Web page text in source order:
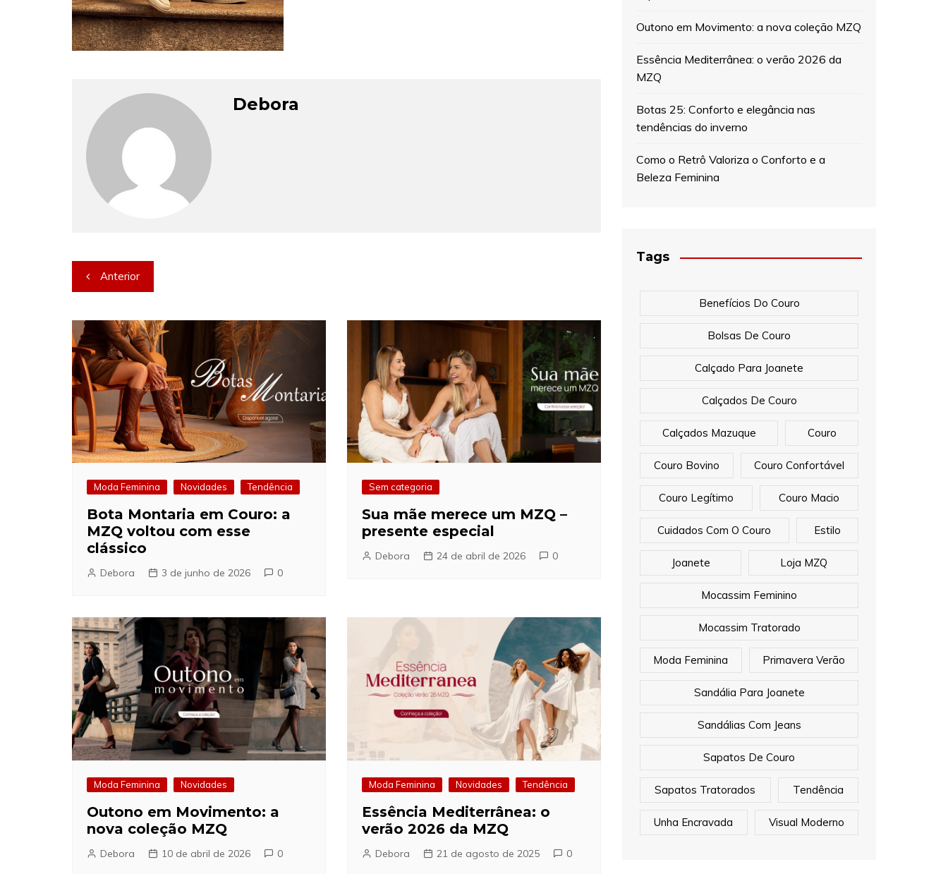
Debora
Navegação
de
Post
Anterior
Moda Feminina Novidades Tendência
Bota Montaria em Couro: a
MZQ voltou com esse
clássico
Debora 3 de junho de 2026 0
Sem categoria
Sua mãe merece um MZQ –
presente especial
Debora 24 de abril de 2026 0
Moda Feminina Novidades
Outono em Movimento: a
nova coleção MZQ
Debora 10 de abril de 2026 0
Moda Feminina Novidades Tendência
Essência Mediterrânea: o
verão 2026 da MZQ
Debora 21 de agosto de 2025 0
Outono em Movimento: a nova coleção MZQ
Essência Mediterrânea: o verão 2026 da
MZQ
Botas 25: Conforto e elegância nas
tendências do inverno
Como o Retrô Valoriza o Conforto e a
Beleza Feminina
Tags
Benefícios Do Couro
Bolsas De Couro
Calçado Para Joanete
Calçados De Couro
Calçados Mazuque Couro
Couro Bovino Couro Confortável
Couro Legítimo Couro Macio
Cuidados Com O Couro Estilo
Joanete Loja MZQ
Mocassim Feminino
Mocassim Tratorado
Moda Feminina Primavera Verão
Sandália Para Joanete
Sandálias Com Jeans
Sapatos De Couro
Sapatos Tratorados Tendência
Unha Encravada Visual Moderno